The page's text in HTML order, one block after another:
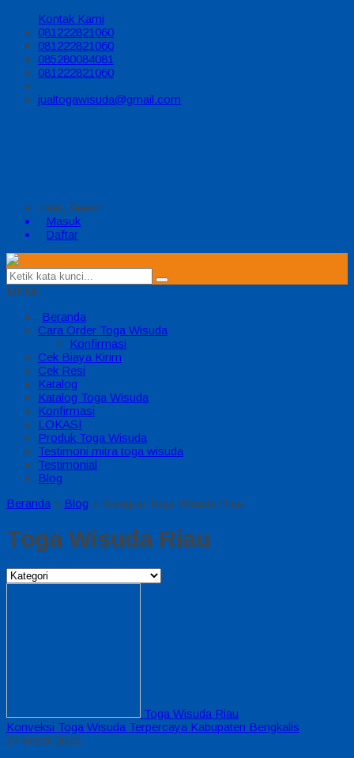
Kontak Kami
081222821060
081222821060
085280084081
081222821060
jualtogawisuda@gmail.com
Halo, Guest!
Masuk
Daftar
MENU
Beranda
Cara Order Toga Wisuda
Konfirmasi
Cek Biaya Kirim
Cek Resi
Katalog
Katalog Toga Wisuda
Konfirmasi
LOKASI
Produk Toga Wisuda
Testimoni mitra toga wisuda
Testimonial
Blog
Beranda » Blog » Kategori Toga Wisuda Riau
Toga Wisuda Riau
Toga Wisuda Riau
Konveksi Toga Wisuda Terpercaya Kabupaten Bengkalis
27 Maret 2026